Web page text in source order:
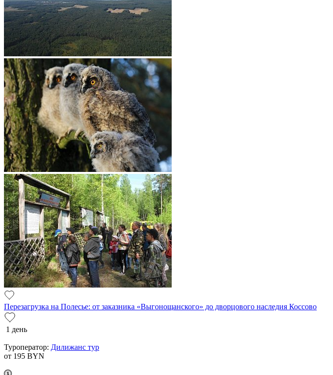
Перезагрузка на Полесье: от заказника «Выгонощанского» до дворцового наследия Коссово
1 день
Туроператор: Дилижанс тур
от 195 BYN